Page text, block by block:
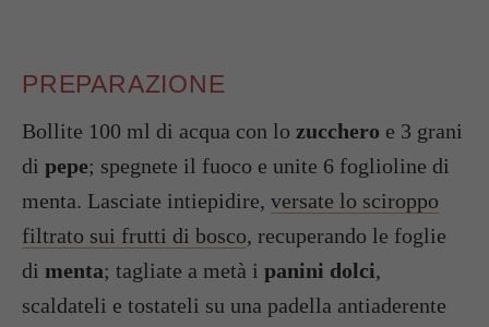
PREPARAZIONE
Bollite 100 ml di acqua con lo zucchero e 3 grani
di pepe; spegnete il fuoco e unite 6 foglioline di
menta. Lasciate intiepidire, versate lo sciroppo
filtrato sui frutti di bosco, recuperando le foglie
di menta; tagliate a metà i panini dolci,
scaldateli e tostateli su una padella antiaderente